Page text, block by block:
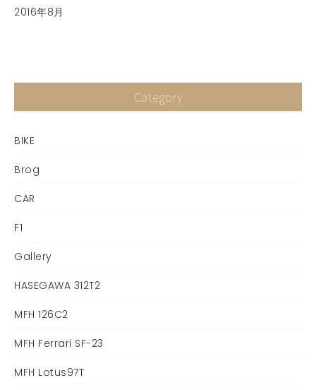
2016年8月
Category
BIKE
Brog
CAR
F1
Gallery
HASEGAWA 312T2
MFH 126C2
MFH Ferrari SF-23
MFH Lotus97T